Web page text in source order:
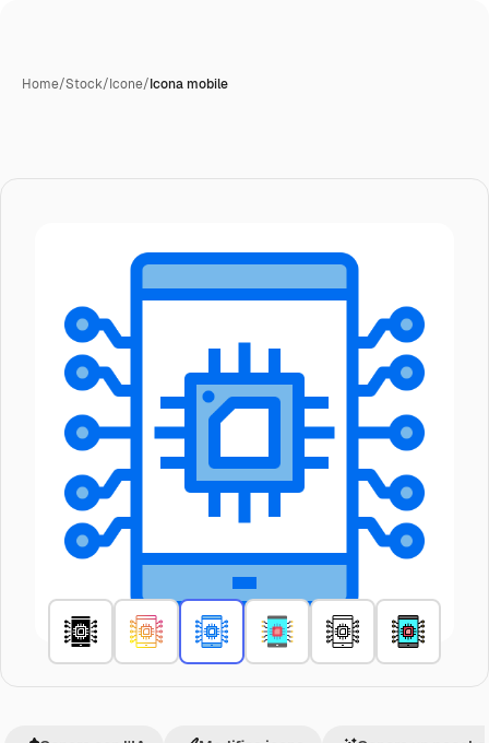
Home/Stock/Icone/Icona mobile